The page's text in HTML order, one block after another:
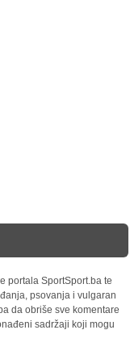
portala SportSport.ba te
psovanja i vulgaran
da obriše sve komentare
sadržaji koji mogu